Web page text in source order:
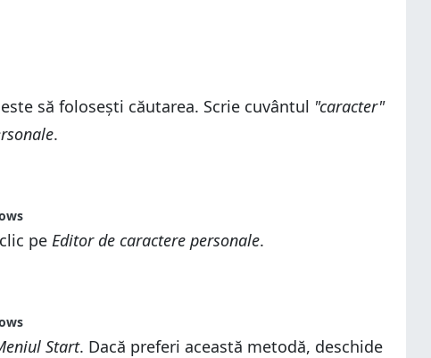
este să folosești căutarea. Scrie cuvântul "caracter"
.
pe Editor de caractere personale.
Start. Dacă preferi această metodă, deschide